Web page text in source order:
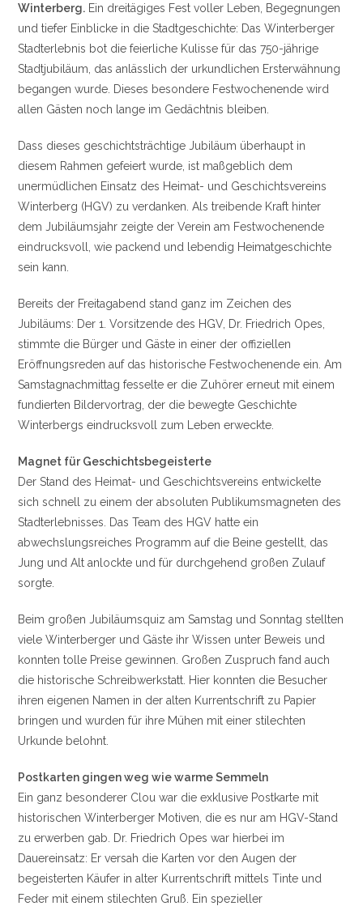
Winterberg. Ein dreitägiges Fest voller Leben, Begegnungen
und tiefer Einblicke in die Stadtgeschichte: Das Winterberger
Stadterlebnis bot die feierliche Kulisse für das 750-jährige
Stadtjubiläum, das anlässlich der urkundlichen Ersterwähnung
begangen wurde. Dieses besondere Festwochenende wird
allen Gästen noch lange im Gedächtnis bleiben.
Dass dieses geschichtsträchtige Jubiläum überhaupt in
diesem Rahmen gefeiert wurde, ist maßgeblich dem
unermüdlichen Einsatz des Heimat- und Geschichtsvereins
Winterberg (HGV) zu verdanken. Als treibende Kraft hinter
dem Jubiläumsjahr zeigte der Verein am Festwochenende
eindrucksvoll, wie packend und lebendig Heimatgeschichte
sein kann.
Bereits der Freitagabend stand ganz im Zeichen des
Jubiläums: Der 1. Vorsitzende des HGV, Dr. Friedrich Opes,
stimmte die Bürger und Gäste in einer der offiziellen
Eröffnungsreden auf das historische Festwochenende ein. Am
Samstagnachmittag fesselte er die Zuhörer erneut mit einem
fundierten Bildervortrag, der die bewegte Geschichte
Winterbergs eindrucksvoll zum Leben erweckte.
Magnet für Geschichtsbegeisterte
Der Stand des Heimat- und Geschichtsvereins entwickelte
sich schnell zu einem der absoluten Publikumsmagneten des
Stadterlebnisses. Das Team des HGV hatte ein
abwechslungsreiches Programm auf die Beine gestellt, das
Jung und Alt anlockte und für durchgehend großen Zulauf
sorgte.
Beim großen Jubiläumsquiz am Samstag und Sonntag stellten
viele Winterberger und Gäste ihr Wissen unter Beweis und
konnten tolle Preise gewinnen. Großen Zuspruch fand auch
die historische Schreibwerkstatt. Hier konnten die Besucher
ihren eigenen Namen in der alten Kurrentschrift zu Papier
bringen und wurden für ihre Mühen mit einer stilechten
Urkunde belohnt.
Postkarten gingen weg wie warme Semmeln
Ein ganz besonderer Clou war die exklusive Postkarte mit
historischen Winterberger Motiven, die es nur am HGV-Stand
zu erwerben gab. Dr. Friedrich Opes war hierbei im
Dauereinsatz: Er versah die Karten vor den Augen der
begeisterten Käufer in alter Kurrentschrift mittels Tinte und
Feder mit einem stilechten Gruß. Ein spezieller